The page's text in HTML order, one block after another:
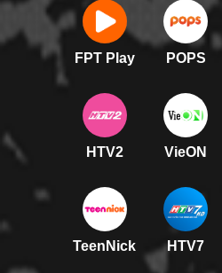
FPT Play POPS
HTV2 VieON
TeenNick HTV7